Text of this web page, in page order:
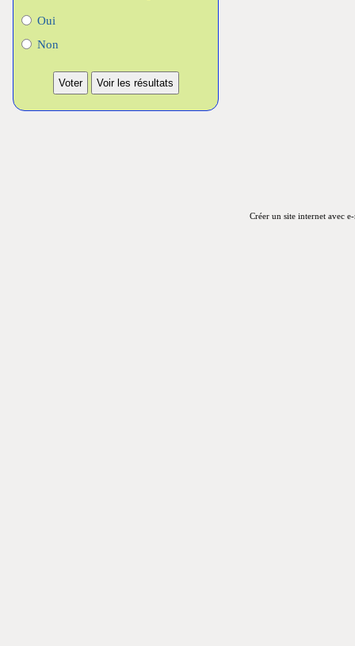
Oui
Non
Créer un site internet avec